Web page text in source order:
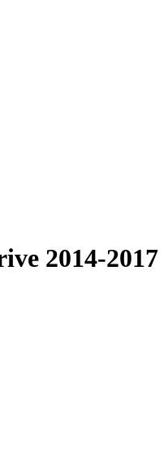
2014-2017